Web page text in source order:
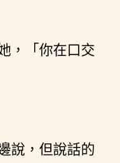
，「你在口交
說，但說話的